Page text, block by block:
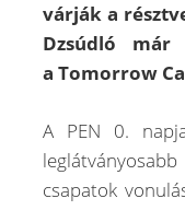
várják a
Dzsúdló
a Tomorrow
A PEN 0.
csapatok